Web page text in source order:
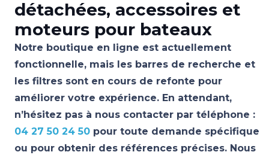
détachées, accessoires et
moteurs pour bateaux
Notre boutique en ligne est actuellement
fonctionnelle, mais les barres de recherche et
les filtres sont en cours de refonte pour
améliorer votre expérience. En attendant,
n’hésitez pas à nous contacter par téléphone :
04 27 50 24 50 pour toute demande spécifique
ou pour obtenir des références précises. Nous